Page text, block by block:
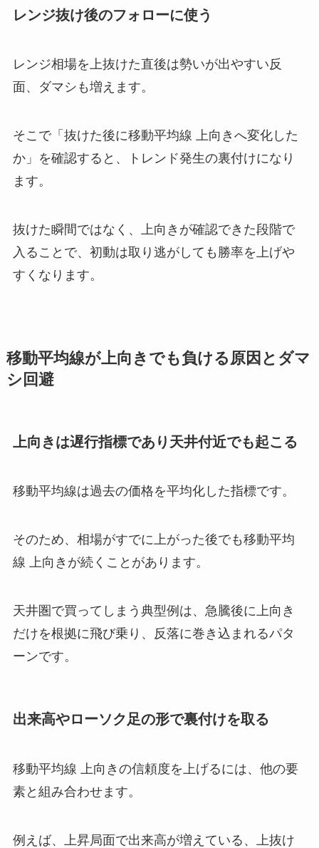
レンジ抜け後のフォローに使う
レンジ相場を上抜けた直後は勢いが出やすい反
面、ダマシも増えます。
そこで「抜けた後に移動平均線 上向きへ変化した
か」を確認すると、トレンド発生の裏付けになり
ます。
抜けた瞬間ではなく、上向きが確認できた段階で
入ることで、初動は取り逃がしても勝率を上げや
すくなります。
移動平均線が上向きでも負ける原因とダマ
シ回避
上向きは遅行指標であり天井付近でも起こる
移動平均線は過去の価格を平均化した指標です。
そのため、相場がすでに上がった後でも移動平均
線 上向きが続くことがあります。
天井圏で買ってしまう典型例は、急騰後に上向き
だけを根拠に飛び乗り、反落に巻き込まれるパタ
ーンです。
出来高やローソク足の形で裏付けを取る
移動平均線 上向きの信頼度を上げるには、他の要
素と組み合わせます。
例えば、上昇局面で出来高が増えている、上抜け